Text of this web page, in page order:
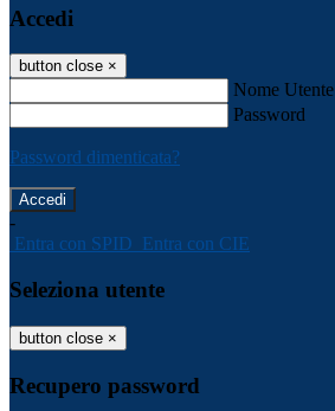
Accedi
button close ×
Nome Utente
Password
Password dimenticata?
-
Entra con SPID Entra con CIE
Seleziona utente
button close ×
Recupero password